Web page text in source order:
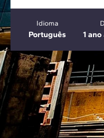
Idioma
Português 1